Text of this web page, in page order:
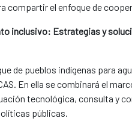
compartir el enfoque de
inclusivo: Estrategias y
de pueblos indígenas para
En ella se combinará el
tecnológica, consulta y
públicas.